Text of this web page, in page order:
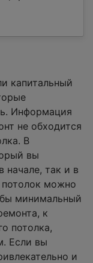
капитальный
Информация
не обходится
В
вы
начале, так и в
потолок можно
минимальный
к
потолка,
Если вы
и